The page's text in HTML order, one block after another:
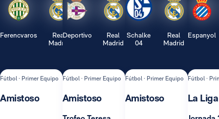
Ferencvaros
Real
Madrid
Fútbol · Primer Equipo
Amistoso
Deportivo
Real
Madrid
Fútbol · Primer Equipo
Amistoso
Schalke
04
Real
Madrid
Fútbol · Primer Equipo
Amistoso
Espanyol
Fútbol ·
La Liga